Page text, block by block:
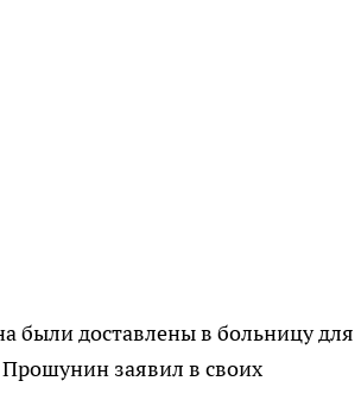
были доставлены в больницу для
заявил в своих